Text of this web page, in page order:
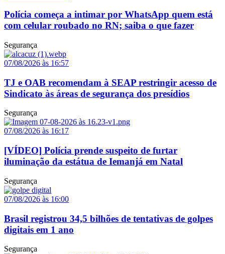
Polícia começa a intimar por WhatsApp quem está
com celular roubado no RN; saiba o que fazer
Segurança
07/08/2026 às 16:57
TJ e OAB recomendam à SEAP restringir acesso de
Sindicato às áreas de segurança dos presídios
Segurança
07/08/2026 às 16:17
[VÍDEO] Polícia prende suspeito de furtar
iluminação da estátua de Iemanjá em Natal
Segurança
07/08/2026 às 16:00
Brasil registrou 34,5 bilhões de tentativas de golpes
digitais em 1 ano
Segurança